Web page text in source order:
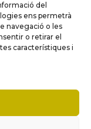
del
ens permetrà
navegació o les
o retirar el
característiques i